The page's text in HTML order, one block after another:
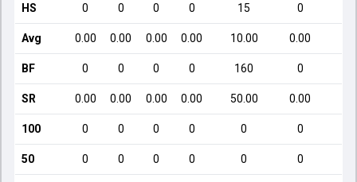
HS 0 0 0 0 15 0
Avg 0.00 0.00 0.00 0.00 10.00 0.00
BF 0 0 0 0 160 0
SR 0.00 0.00 0.00 0.00 50.00 0.00
100 0 0 0 0 0 0
50 0 0 0 0 0 0